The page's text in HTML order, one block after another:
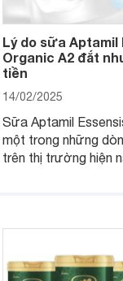
Lý do sữa Aptamil
Organic A2 đắt
tiền
14/02/2025
Sữa Aptamil
một trong những
trên thị trường hiện
hơn so với các
4 yếu tố sau.